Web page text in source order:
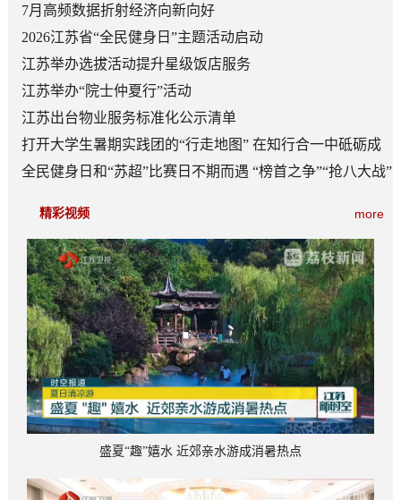
7月高频数据折射经济向新向好
2026江苏省“全民健身日”主题活动启动
江苏举办选拔活动提升星级饭店服务
江苏举办“院士仲夏行”活动
江苏出台物业服务标准化公示清单
打开大学生暑期实践团的“行走地图” 在知行合一中砥砺成
长
全民健身日和“苏超”比赛日不期而遇 “榜首之争”“抢八大战”
more
精彩视频
盛夏“趣”嬉水 近郊亲水游成消暑热点